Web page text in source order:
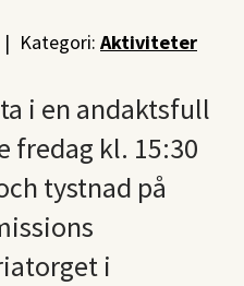
| Kategori: Aktiviteter
i en andaktsfull
fredag kl. 15:30
tystnad på
i